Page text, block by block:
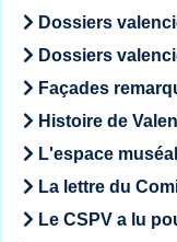
Dossiers
Dossiers
Façades
Histoire de
L'espace
La lettre du
Le CSPV a lu